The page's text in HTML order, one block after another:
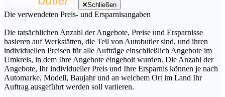
Schließen
Die verwendeten Preis- und Ersparnisangaben
Die tatsächlichen Anzahl der Angebote, Preise und Ersparnisse
basieren auf Werkstätten, die Teil von Autobutler sind, und ihren
individuellen Preisen für alle Aufträge einschließlich Angebote im
Umkreis, in dem Ihre Angebote eingeholt wurden. Die Anzahl der
Angebote, Ihr individueller Preis und Ihre Ersparnis können je nach
Automarke, Modell, Baujahr und an welchem Ort im Land Ihr
Auftrag ausgeführt werden soll variieren.